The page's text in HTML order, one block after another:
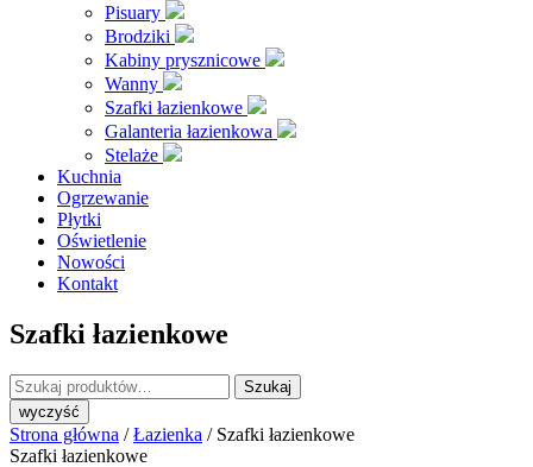
Pisuary
Brodziki
Kabiny prysznicowe
Wanny
Szafki łazienkowe
Galanteria łazienkowa
Stelaże
Kuchnia
Ogrzewanie
Płytki
Oświetlenie
Nowości
Kontakt
Szafki łazienkowe
Szukaj:
Szukaj
wyczyść
Strona główna /Łazienka / Szafki łazienkowe
Szafki łazienkowe